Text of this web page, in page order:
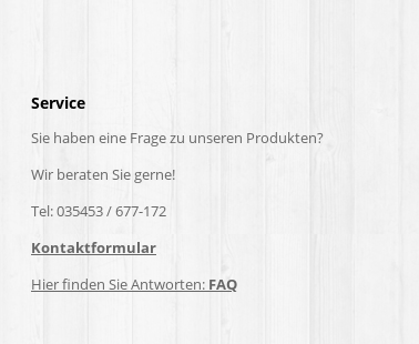
Service
Sie haben eine Frage zu unseren Produkten?
Wir beraten Sie gerne!
Tel: 035453 / 677-172
Kontaktformular
Hier finden Sie Antworten: FAQ